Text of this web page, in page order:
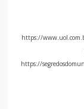
https://
https://